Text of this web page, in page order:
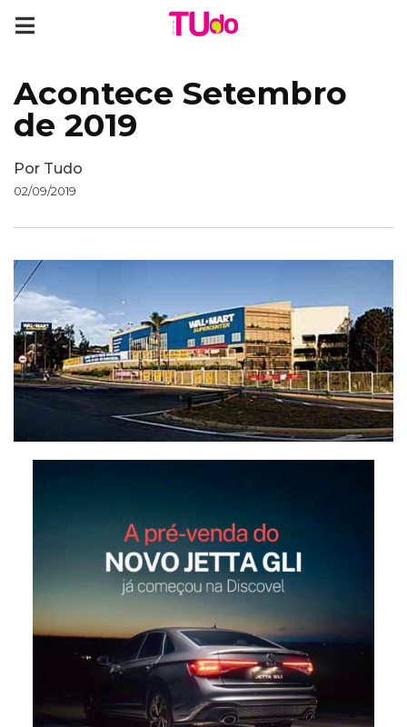
Acontece Setembro
de 2019
Por Tudo
02/09/2019